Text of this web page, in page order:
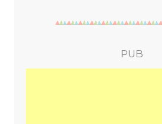
PUB